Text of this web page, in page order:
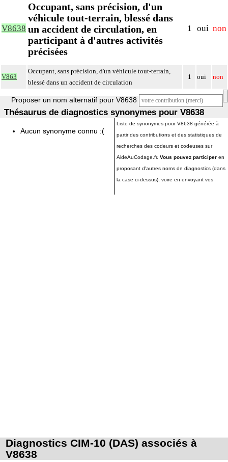
V8638
Occupant, sans précision, d'un
véhicule tout-terrain, blessé dans
un accident de circulation, en
participant à d'autres activités
précisées
1 oui non
V863
Occupant, sans précision, d'un véhicule tout-terrain,
blessé dans un accident de circulation
1 oui non
Proposer un nom alternatif pour V8638
Thésaurus de diagnostics synonymes pour V8638
Aucun synonyme connu :(
Liste de synonymes pour V8638 générée à
partir des contributions et des statistiques de
recherches des codeurs et codeuses sur
AideAuCodage.fr. Vous pouvez participer en
proposant d'autres noms de diagnostics (dans
la case ci-dessus), voire en envoyant vos
Diagnostics CIM-10 (DAS) associés à
V8638